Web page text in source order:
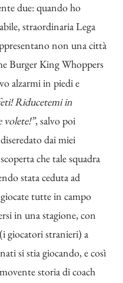
due: quando ho
straordinaria Lega
non una città
Burger King Whoppers
alzarmi in piedi e
Riducetemi in
volete!”, salvo poi
dai miei
che tale squadra
stata ceduta ad
tutte in campo
in una stagione, con
giocatori stranieri) a
si stia giocando, e così
storia di coach